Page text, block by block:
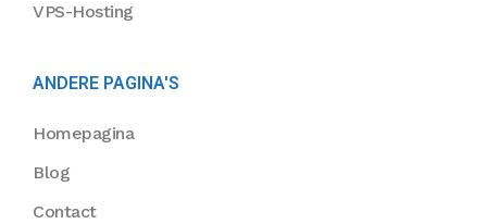
VPS-Hosting
ANDERE PAGINA'S
Homepagina
Blog
Contact